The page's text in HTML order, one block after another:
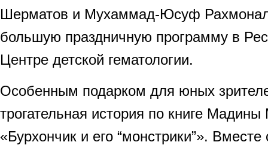
Шерматов и Мухаммад-Юсуф
большую праздничную программу в
Центре детской гематологии.
Особенным подарком для юных
трогательная история по книге
«Бурхончик и его “монстрики”». Вместе